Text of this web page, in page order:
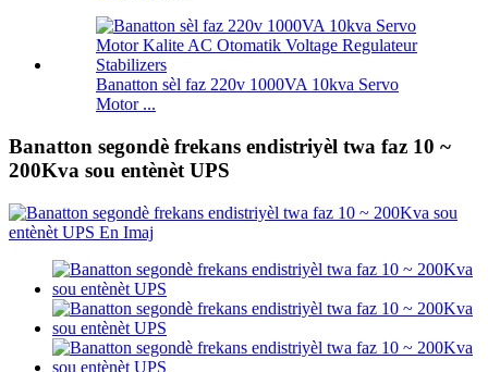
Banatton sèl faz 220v 1000VA 10kva Servo
Motor ...
Banatton segondè frekans endistriyèl twa faz 10 ~
200Kva sou entènèt UPS